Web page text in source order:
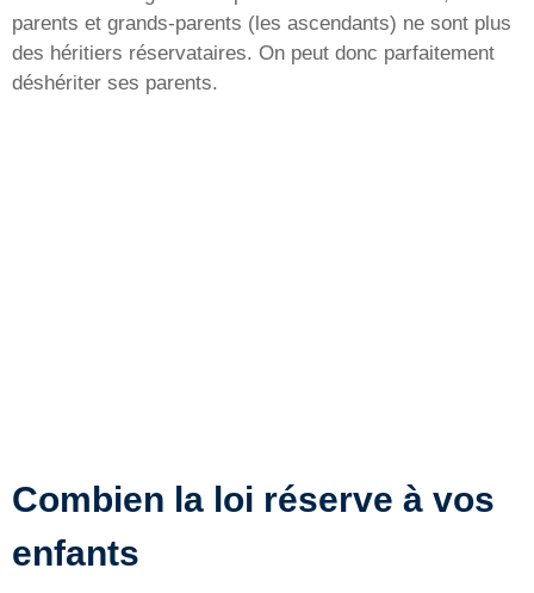
parents et grands-parents (les ascendants) ne sont plus
des héritiers réservataires. On peut donc parfaitement
déshériter ses parents.
Combien la loi réserve à vos
enfants